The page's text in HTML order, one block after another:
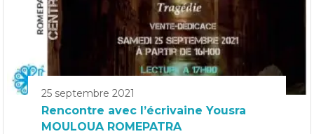
25 septembre 2021
Rencontre avec l’écrivaine Yousra
MOULOUA ROMEPATRA